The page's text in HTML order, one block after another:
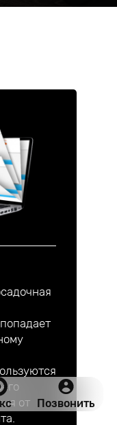
от Позвонить